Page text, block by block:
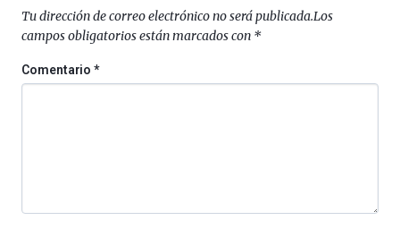
Tu dirección de correo electrónico no será publicada.Los
campos obligatorios están marcados con *
Comentario*